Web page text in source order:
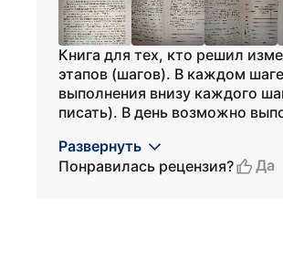
Книга для тех, кто решил
этапов (шагов). В каждом
выполнения внизу каждого
писать). В день возможно
Развернуть
Понравилась рецензия?
Да